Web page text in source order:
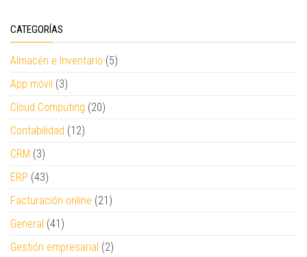
CATEGORÍAS
Almacén e Inventario (5)
App móvil (3)
Cloud Computing (20)
Contabilidad (12)
CRM (3)
ERP (43)
Facturación online (21)
General (41)
Gestión empresarial (2)